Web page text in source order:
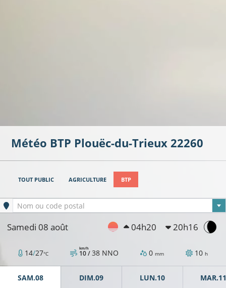
Météo BTP Plouëc-du-Trieux 22260
TOUT PUBLIC AGRICULTURE BTP
Ville sélectionnée
Nom ou code postal
Samedi 08 août 04h20 20h16
14/27°C 10 /
km/h 38 NNO 0 mm 10 h
SAM.08 DIM.09 LUN.10 MAR.11